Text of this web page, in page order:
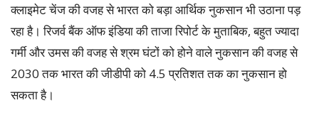
क्लाइमेट चेंज की वजह से भारत को बड़ा आर्थिक नुकसान भी उठाना पड़
रहा है। रिजर्व बैंक ऑफ इंडिया की ताजा रिपोर्ट के मुताबिक, बहुत ज्यादा
गर्मी और उमस की वजह से श्रम घंटों को होने वाले नुकसान की वजह से
2030 तक भारत की जीडीपी को 4.5 प्रतिशत तक का नुकसान हो
सकता है।